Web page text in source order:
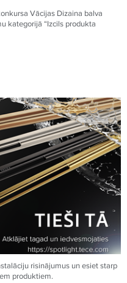
Vācijas Dizaina balva
kategorijā “Izcils produkta
risinājumus un esiet starp
produktiem.